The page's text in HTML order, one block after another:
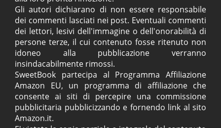
Gli autori dichiarano di non essere responsabile
dei commenti lasciati nei post. Eventuali commenti
dei lettori, lesivi dell'immagine o dell'onorabilità di
persone terze, il cui contenuto fosse ritenuto non
idoneo alla pubblicazione verranno
insindacabilmente rimossi.
SweetBook partecipa al Programma Affiliazione
Amazon EU, un programma di affiliazione che
consente ai siti di percepire una commissione
pubblicitaria pubblicizzando e fornendo link al sito
Amazon.it.